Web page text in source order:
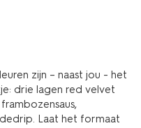
zijn – naast jou - het
drie lagen red velvet
Laat het formaat